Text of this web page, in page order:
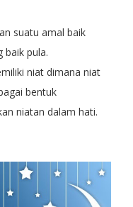
suatu amal baik
baik pula.
niat dimana niat
bentuk
niatan dalam hati.